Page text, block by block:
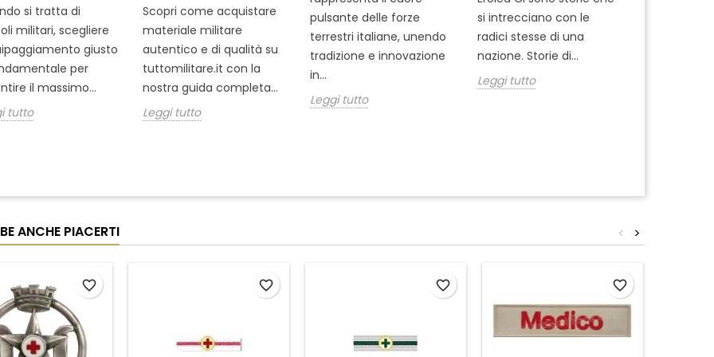
si tratta di
militari, scegliere
giusto
per
il massimo...
tutto
Scopri come acquistare
materiale militare
autentico e di qualità su
tuttomilitare.it con la
nostra guida completa...
Leggi tutto
pulsante delle forze
terrestri italiane, unendo
tradizione e innovazione
in...
Leggi tutto
si intrecciano con le
radici stesse di una
nazione. Storie di...
Leggi tutto
ANCHE PIACERTI >
<
favorite_border favorite_border favorite_border favorite_border